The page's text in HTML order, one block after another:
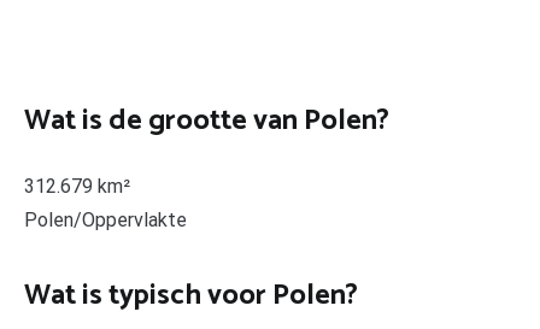
Wat is de grootte van Polen?
312.679 km²
Polen/Oppervlakte
Wat is typisch voor Polen?